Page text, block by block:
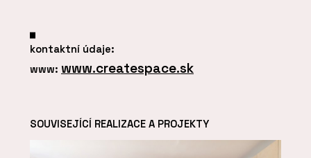
kontaktní údaje:
www: www.createspace.sk
SOUVISEJÍCÍ REALIZACE A PROJEKTY